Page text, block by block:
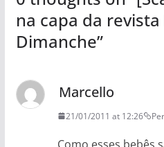
na capa da revista
Dimanche”
Marcello
21/01/2011 at 12:26
Como esses bebês